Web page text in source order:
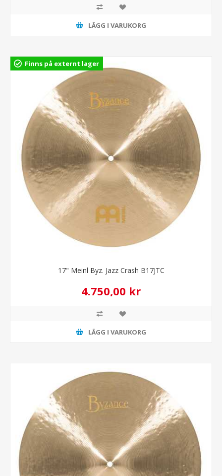
LÄGG I VARUKORG
Finns på externt lager
17" Meinl Byz. Jazz Crash B17JTC
4.750,00 kr
LÄGG I VARUKORG